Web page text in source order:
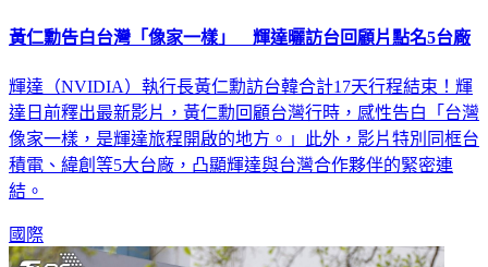
黃仁勳告白台灣「像家一樣」 輝達曬訪台回顧片點名5台廠
輝達（NVIDIA）執行長黃仁勳訪台韓合計17天行程結束！輝
達日前釋出最新影片，黃仁勳回顧台灣行時，感性告白「台灣
像家一樣，是輝達旅程開啟的地方。」此外，影片特別同框台
積電、緯創等5大台廠，凸顯輝達與台灣合作夥伴的緊密連
結。
國際